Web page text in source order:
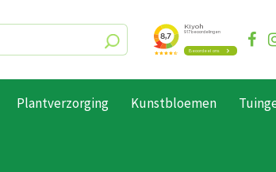
Plantverzorging Kunstbloemen